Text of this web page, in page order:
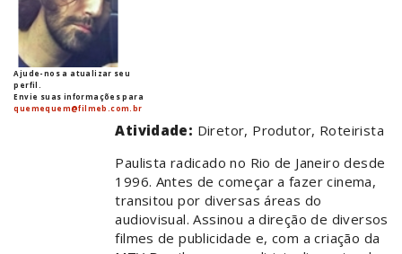
Ajude-nos a atualizar seu
perfil.
Envie suas informações para
quemequem@filmeb.com.br
Atividade: Diretor, Produtor, Roteirista
Paulista radicado no Rio de Janeiro desde
1996. Antes de começar a fazer cinema,
transitou por diversas áreas do
audiovisual. Assinou a direção de diversos
filmes de publicidade e, com a criação da